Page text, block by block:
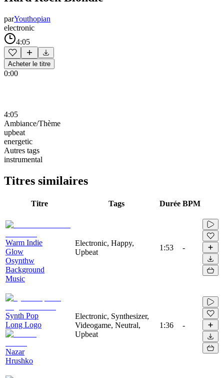
parYouthopian
electronic
4:05
Acheter le titre
0:00
4:05
Ambiance/Thème
upbeat
energetic
Autres tags
instrumental
Titres similaires
Titre Tags Durée BPM
Warm Indie
Glow
Osynthw
Background
Music
Electronic, Happy,
Upbeat
1:53 -
Synth Pop
Long Logo
Nazar
Hrushko
Electronic, Synthesizer,
Videogame, Neutral,
Upbeat
1:36 -